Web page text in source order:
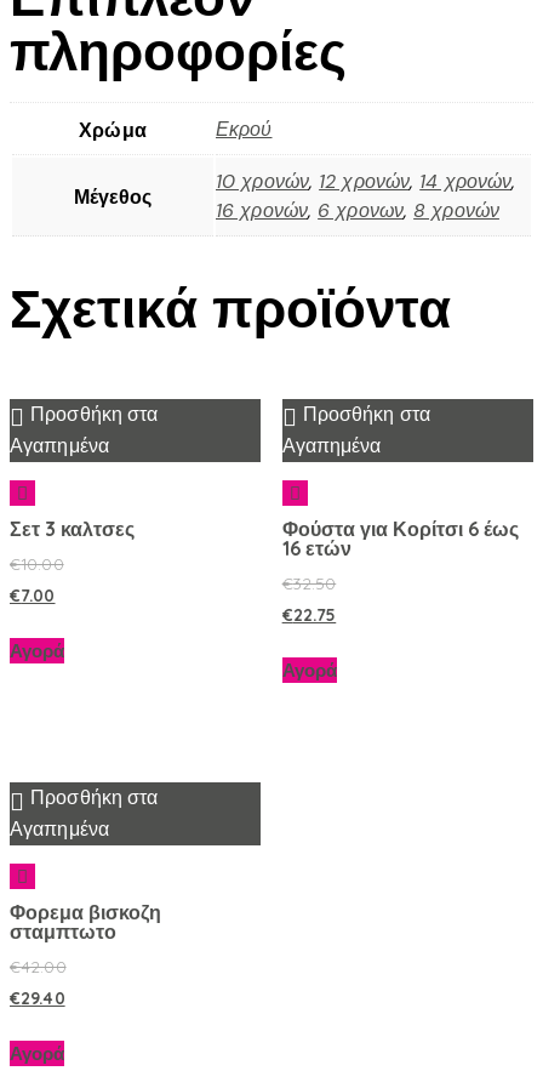
πληροφορίες
Χρώμα Εκρού
Μέγεθος
10 χρονών, 12 χρονών, 14 χρονών,
16 χρονών, 6 χρονων, 8 χρονών
Σχετικά προϊόντα
Προσθήκη στα
Αγαπημένα
Σετ 3 καλτσες
€10.00
€7.00
Αγορά
Προσθήκη στα
Αγαπημένα
Φούστα για Κορίτσι 6 έως
16 ετών
€32.50
€22.75
Αγορά
Προσθήκη στα
Αγαπημένα
Φορεμα βισκοζη
σταμπτωτο
€42.00
€29.40
Αγορά